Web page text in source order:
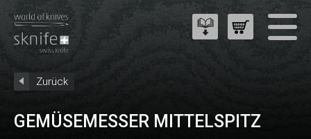
Zurück
GEMÜSEMESSER MITTELSPITZ